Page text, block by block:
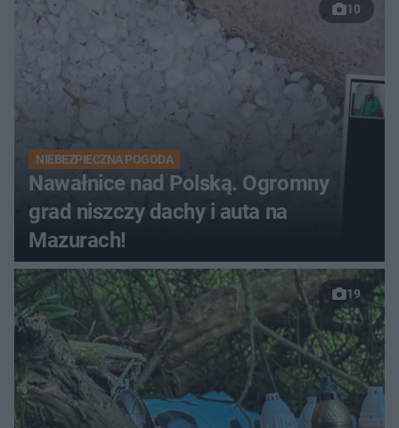
10
NIEBEZPIECZNA POGODA
Nawałnice nad Polską. Ogromny
grad niszczy dachy i auta na
Mazurach!
19